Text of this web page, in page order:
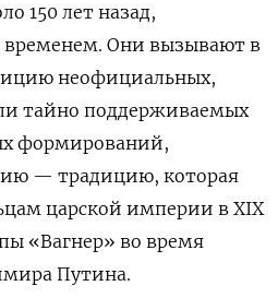
150 лет назад,
Они вызывают в
неофициальных,
тайно поддерживаемых
формирований,
— традицию, которая
царской империи в XIX
«Вагнер» во время
Путина.